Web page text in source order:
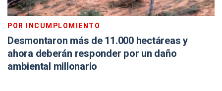
POR INCUMPLOMIENTO
Desmontaron más de 11.000 hectáreas y
ahora deberán responder por un daño
ambiental millonario